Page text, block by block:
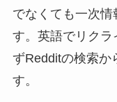
でなくても一次
す。英語でリクラ
ずRedditの検索か
す。